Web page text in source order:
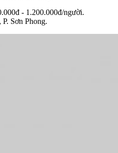
- 1.200.000đ/người.
Sơn Phong.